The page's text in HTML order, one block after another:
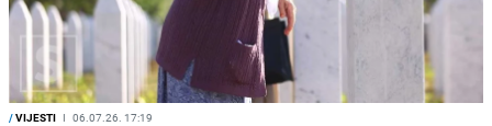
/VIJESTI I 06.07.26. 17:19